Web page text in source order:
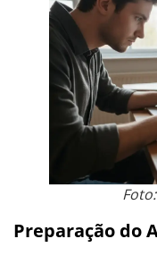
Preparação do